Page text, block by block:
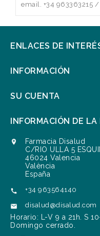
email. +34 963363215
ENLACES DE
INFORMACIÓN
SU CUENTA
INFORMACIÓN DE LA

Farmacia Disalud
C/RIO ULLA 5
46024 Valencia
València
España
 +34 963564140
 disalud@disalud.com
Horario: L-V 9 a 21h. S
Domingo cerrado.